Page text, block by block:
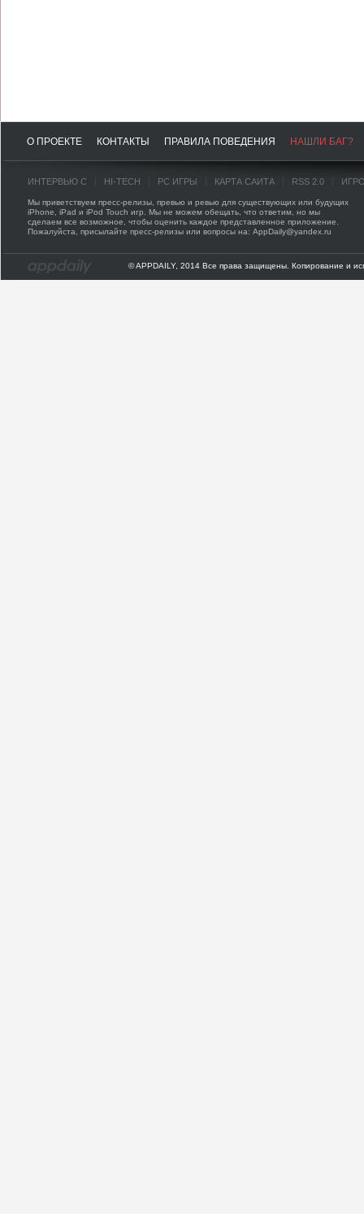
О ПРОЕКТЕ КОНТАКТЫ ПРАВИЛА ПОВЕДЕНИЯ НАШЛИ БАГ?
ИНТЕРВЬЮ С HI-TECH PC ИГРЫ КАРТА САЙТА RSS 2.0
Мы приветствуем пресс-релизы, превью и ревью для существующих или будущих
iPhone, iPad и iPod Touch игр. Мы не можем обещать, что ответим, но мы
сделаем все возможное, чтобы оценить каждое представленное приложение.
Пожалуйста, присылайте пресс-релизы или вопросы на: AppDaily@yandex.ru
© APPDAILY, 2014 Все права защищены. Копирование и